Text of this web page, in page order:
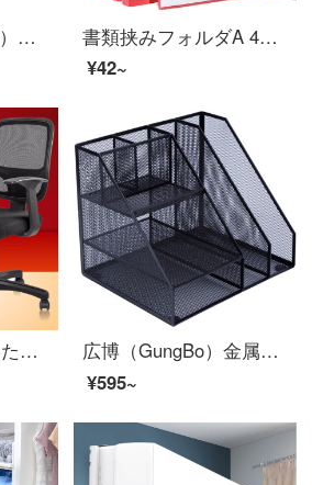
北极星（POLARIS）金属轻奢闹钟凸面玻璃超大声闹铃学生用桌面小型时钟卧室简约静音床头夜灯儿童钟表 15厘米樱花粉【指环款】
書類挟みフォルダA 4単強度挟み込みビジネスファイルファイルファイルファイルファイルファイルファイルファイルファイルの答案用紙1103赤
¥42~
得力(deli)4900背もたれのオフィスチェア/コンピュータの椅子/職員の椅子/椅子は昇降して黒色ができます。
広博（GungBo）金属メッシュ多機能ファイルボックス/ファイルバスケット/ペンケース収納棚付きオフィス用品黒WZ 9316
¥595~